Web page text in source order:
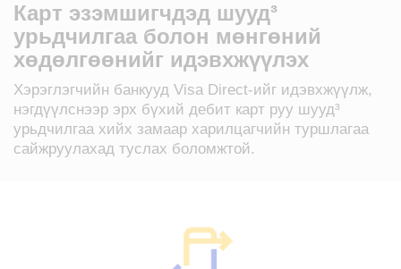
Карт эзэмшигчдэд шууд³
урьдчилгаа болон мөнгөний
хөдөлгөөнийг идэвхжүүлэх
Хэрэглэгчийн банкууд Visa Direct-ийг идэвхжүүлж,
нэгдүүлснээр эрх бүхий дебит карт руу шууд³
урьдчилгаа хийх замаар харилцагчийн туршлагаа
сайжруулахад туслах боломжтой.